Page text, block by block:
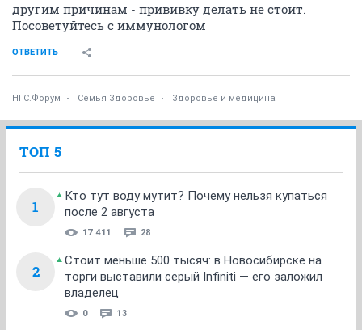
другим причинам - прививку делать не стоит.
Посоветуйтесь с иммунологом
ОТВЕТИТЬ
НГС.Форум Семья Здоровье Здоровье и медицина
ТОП 5
1
Кто тут воду мутит? Почему нельзя купаться
после 2 августа
17 411 28
2
Стоит меньше 500 тысяч: в Новосибирске на
торги выставили серый Infiniti — его заложил
владелец
0 13